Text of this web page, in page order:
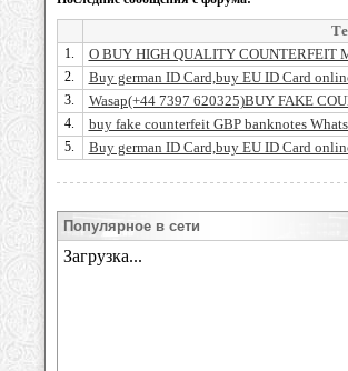
1. O BUY HIGH QUALITY COUNTERFEIT
2. Buy german ID Card,buy EU ID Card
3. Wasap(+44 7397 620325)BUY FAKE
4. buy fake counterfeit GBP banknotes
5. Buy german ID Card,buy EU ID Card
Популярное в сети